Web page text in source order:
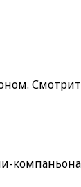
компаньона